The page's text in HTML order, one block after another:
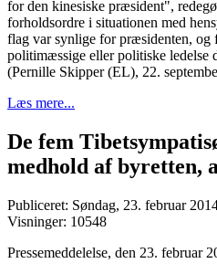
for den kinesiske præsident",
forholdsordre i situationen med
flag var synlige for præsidenten, og
politimæssige eller politiske ledelse
(Pernille Skipper (EL), 22.
Læs mere...
De fem
medhold af byretten,
Publiceret: Søndag, 23. februar
Visninger: 10548
Pressemeddelelse, den 23. februar